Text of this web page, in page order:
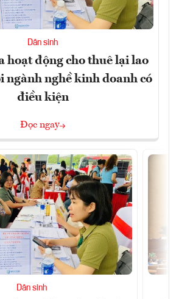
Dân sinh
hoạt động cho thuê lại lao
ngành nghề kinh doanh có
điều kiện
Đọc ngay
Dân sinh